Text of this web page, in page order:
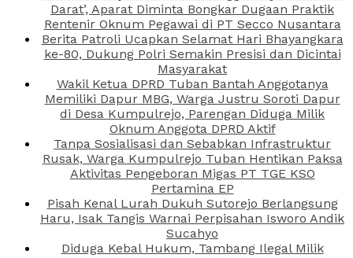
Darat’, Aparat Diminta Bongkar Dugaan Praktik
Rentenir Oknum Pegawai di PT Secco Nusantara
Berita Patroli Ucapkan Selamat Hari Bhayangkara
ke-80, Dukung Polri Semakin Presisi dan Dicintai
Masyarakat
Wakil Ketua DPRD Tuban Bantah Anggotanya
Memiliki Dapur MBG, Warga Justru Soroti Dapur
di Desa Kumpulrejo, Parengan Diduga Milik
Oknum Anggota DPRD Aktif
Tanpa Sosialisasi dan Sebabkan Infrastruktur
Rusak, Warga Kumpulrejo Tuban Hentikan Paksa
Aktivitas Pengeboran Migas PT TGE KSO
Pertamina EP
Pisah Kenal Lurah Dukuh Sutorejo Berlangsung
Haru, Isak Tangis Warnai Perpisahan Isworo Andik
Sucahyo
Diduga Kebal Hukum, Tambang Ilegal Milik